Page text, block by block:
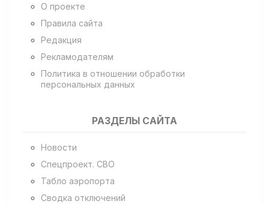
О проекте
Правила сайта
Редакция
Рекламодателям
Политика в отношении обработки
персональных данных
РАЗДЕЛЫ САЙТА
Новости
Спецпроект. СВО
Табло аэропорта
Сводка отключений